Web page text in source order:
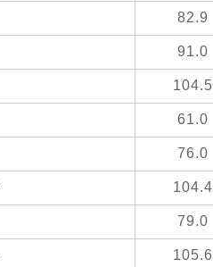
82.9
91.0
104.5
61.0
76.0
104.4
79.0
105.6